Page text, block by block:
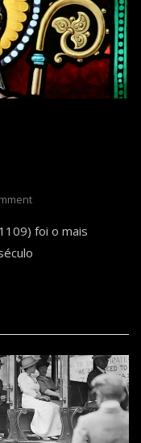
On
Anselmo
foi o mais